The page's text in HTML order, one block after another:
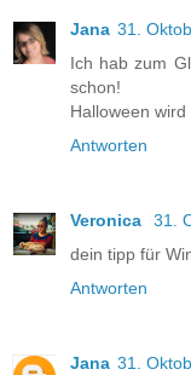
Jana 31.
Ich hab zum
schon!
Halloween
Antworten
Veronica
31.
dein tipp für
Antworten
Jana 31.